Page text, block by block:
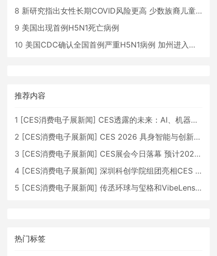
8 新研究指出女性长期COVID风险更高 少数族裔儿童存在差异
9 美国出现首例H5N1死亡病例
10 美国CDC确认全国首例严重H5N1病例 加州进入紧急状态
推荐内容
1 [CES消费电子展新闻] CES透露的未来：AI、机器人与智能生活大爆发
2 [CES消费电子展新闻] CES 2026 具身智能与创新领域 中国公司大放异彩
3 [CES消费电子展新闻] CES展会今日落幕 预计2026行业收入将超五千亿美元
4 [CES消费电子展新闻] 深圳科创学院组团亮相CES 广受好评
5 [CES消费电子展新闻] 传丞环球与玺格和VibeLens共同推出全新耳机
热门标签